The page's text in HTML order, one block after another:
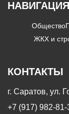
НАВИГАЦИЯ
Общество
ЖКХ и
КОНТАКТЫ
г. Саратов, ул.
+7 (917) 982-81-